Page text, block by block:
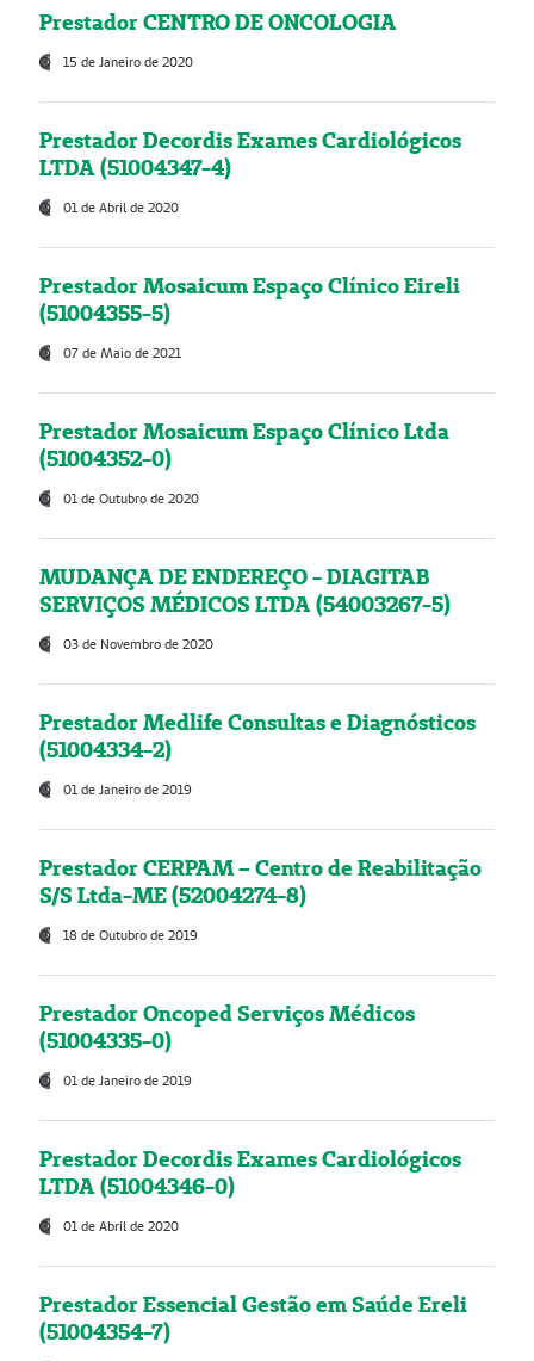
Prestador CENTRO DE ONCOLOGIA
15 de Janeiro de 2020
Prestador Decordis Exames Cardiológicos
LTDA (51004347-4)
01 de Abril de 2020
Prestador Mosaicum Espaço Clínico Eireli
(51004355-5)
07 de Maio de 2021
Prestador Mosaicum Espaço Clínico Ltda
(51004352-0)
01 de Outubro de 2020
MUDANÇA DE ENDEREÇO - DIAGITAB
SERVIÇOS MÉDICOS LTDA (54003267-5)
03 de Novembro de 2020
Prestador Medlife Consultas e Diagnósticos
(51004334-2)
01 de Janeiro de 2019
Prestador CERPAM – Centro de Reabilitação
S/S Ltda-ME (52004274-8)
18 de Outubro de 2019
Prestador Oncoped Serviços Médicos
(51004335-0)
01 de Janeiro de 2019
Prestador Decordis Exames Cardiológicos
LTDA (51004346-0)
01 de Abril de 2020
Prestador Essencial Gestão em Saúde Ereli
(51004354-7)